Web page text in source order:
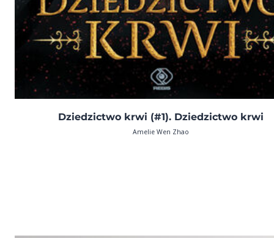
Dziedzictwo krwi (#1). Dziedzictwo krwi
Amelie Wen Zhao